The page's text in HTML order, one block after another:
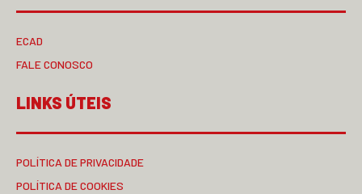
ECAD
FALE CONOSCO
LINKS ÚTEIS
POLÍTICA DE PRIVACIDADE
POLÍTICA DE COOKIES